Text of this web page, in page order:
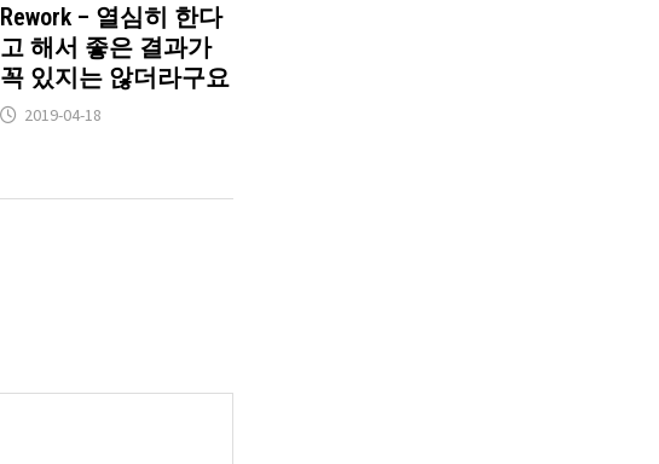
Rework – 열심히 한다
고 해서 좋은 결과가
꼭 있지는 않더라구요
2019-04-18